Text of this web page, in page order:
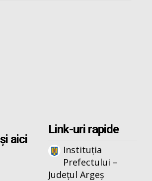
aici
Link-uri rapide
Instituția
Prefectului –
Județul Argeș